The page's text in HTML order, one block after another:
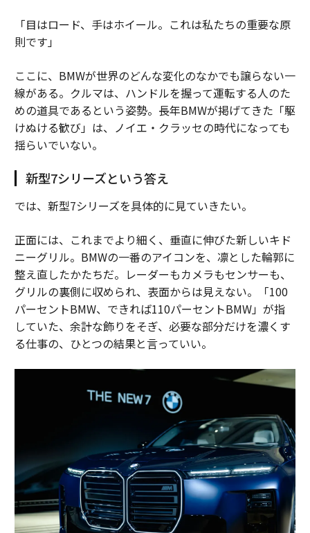
「目はロード、手はホイール。これは私たちの重要な原
則です」
ここに、BMWが世界のどんな変化のなかでも譲らない一
線がある。クルマは、ハンドルを握って運転する人のた
めの道具であるという姿勢。長年BMWが掲げてきた「駆
けぬける歓び」は、ノイエ・クラッセの時代になっても
揺らいでいない。
新型7シリーズという答え
では、新型7シリーズを具体的に見ていきたい。
正面には、これまでより細く、垂直に伸びた新しいキド
ニーグリル。BMWの一番のアイコンを、凛とした輪郭に
整え直したかたちだ。レーダーもカメラもセンサーも、
グリルの裏側に収められ、表面からは見えない。「100
パーセントBMW、できれば110パーセントBMW」が指
していた、余計な飾りをそぎ、必要な部分だけを濃くす
る仕事の、ひとつの結果と言っていい。